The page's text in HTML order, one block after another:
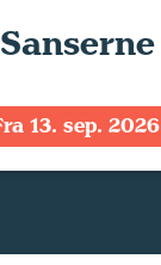
13. sep. 2026